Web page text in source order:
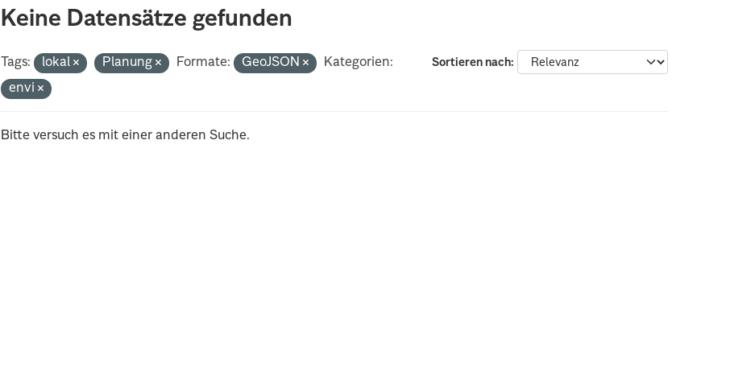
Keine Datensätze gefunden
Sortieren nach
Tags: lokal Planung Formate: GeoJSON
Kategorien:
envi
Bitte versuch es mit einer anderen Suche.